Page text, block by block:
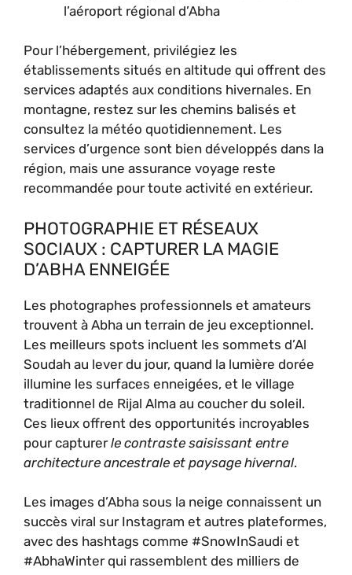
l’aéroport régional d’Abha
Pour l’hébergement, privilégiez les
établissements situés en altitude qui offrent des
services adaptés aux conditions hivernales. En
montagne, restez sur les chemins balisés et
consultez la météo quotidiennement. Les
services d’urgence sont bien développés dans la
région, mais une assurance voyage reste
recommandée pour toute activité en extérieur.
PHOTOGRAPHIE ET RÉSEAUX
SOCIAUX : CAPTURER LA MAGIE
D’ABHA ENNEIGÉE
Les photographes professionnels et amateurs
trouvent à Abha un terrain de jeu exceptionnel.
Les meilleurs spots incluent les sommets d’Al
Soudah au lever du jour, quand la lumière dorée
illumine les surfaces enneigées, et le village
traditionnel de Rijal Alma au coucher du soleil.
Ces lieux offrent des opportunités incroyables
pour capturerle contraste saisissant entre
architecture ancestrale et paysage hivernal.
Les images d’Abha sous la neige connaissent un
succès viral sur Instagram et autres plateformes,
avec des hashtags comme #SnowInSaudi et
#AbhaWinter qui rassemblent des milliers de